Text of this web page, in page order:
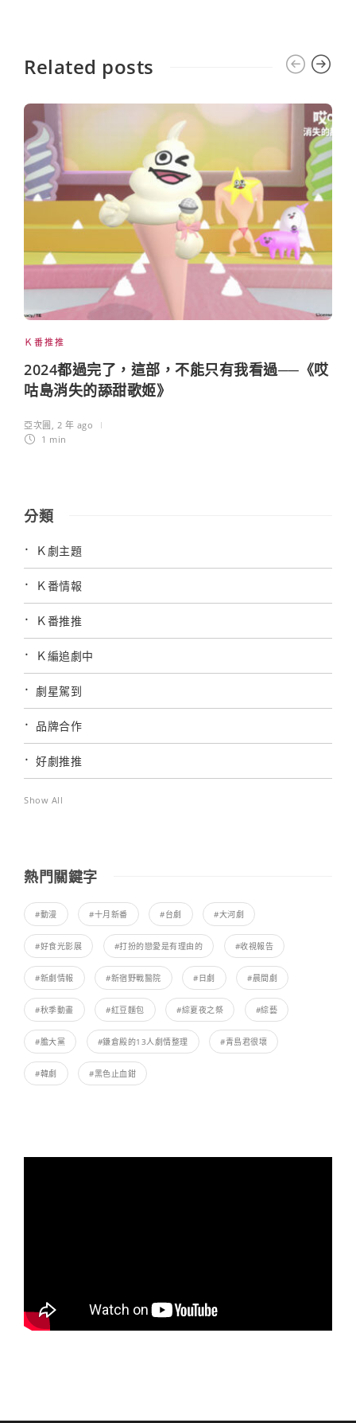
Related posts
Ｋ番推推
2024都過完了，這部，不能只有我看過──《哎
咕島消失的舔甜歌姬》
亞次圓
2 年 ago
1 min
分類
Ｋ劇主題
Ｋ番情報
Ｋ番推推
Ｋ編追劇中
劇星駕到
品牌合作
好劇推推
Show All
熱門關鍵字
#動漫 #十月新番 #台劇 #大河劇
#好食光影展 #打扮的戀愛是有理由的 #收視報告
#新劇情報 #新宿野戰醫院 #日劇 #晨間劇
#秋季動畫 #紅豆麵包 #綜夏夜之祭 #綜藝
#膽大黨 #鎌倉殿的13人劇情整理 #青島君很壞
#韓劇 #黑色止血鉗